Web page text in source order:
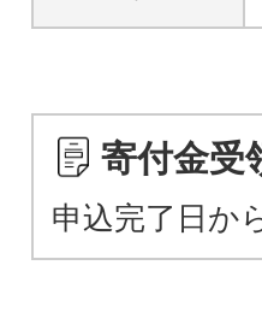
寄付金受
申込完了日か